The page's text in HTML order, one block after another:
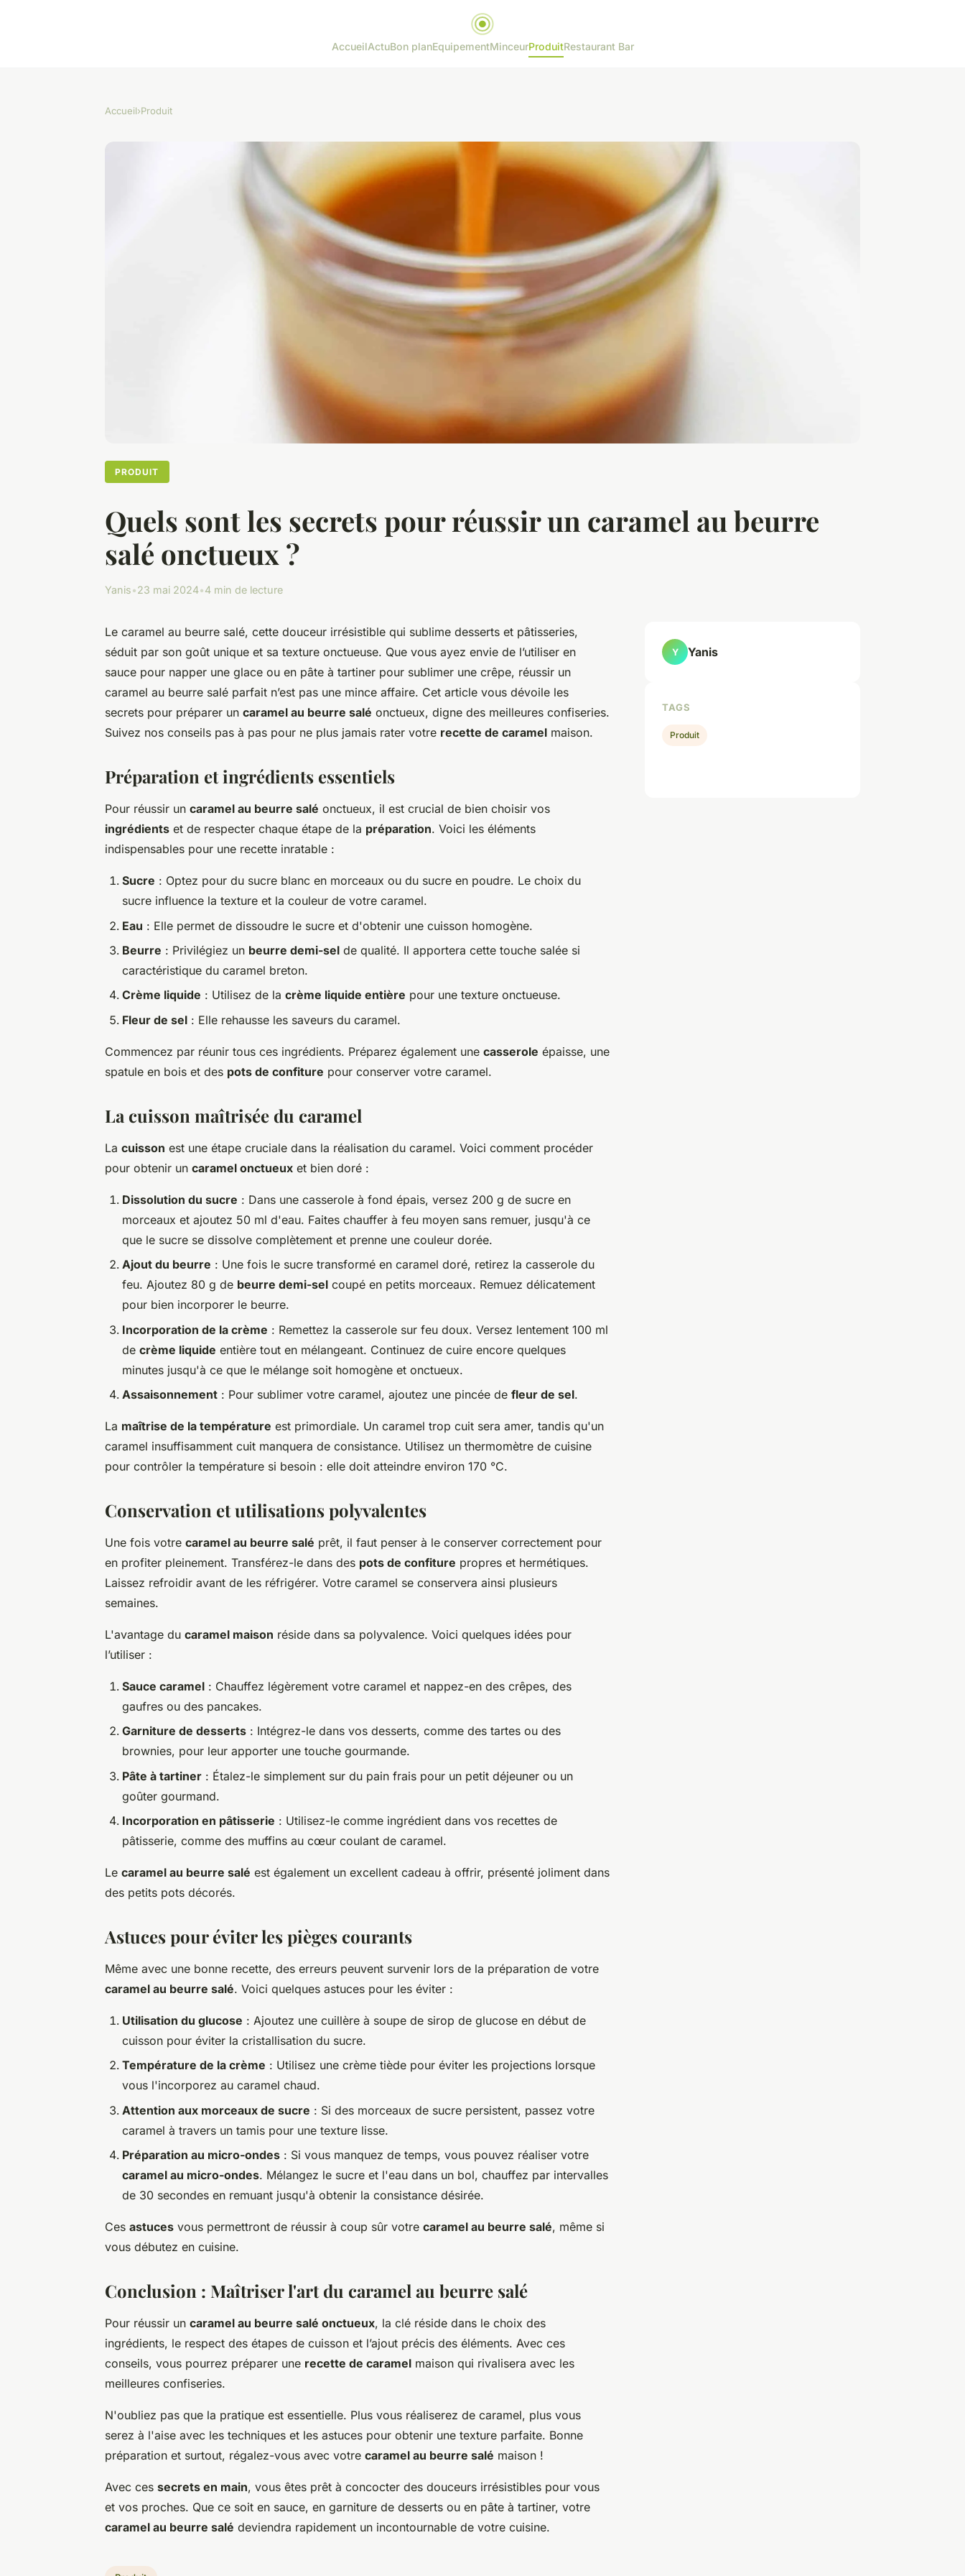
AccueilActuBon planEquipementMinceurProduitRestaurant Bar
Accueil›Produit
PRODUIT
Quels sont les secrets pour réussir un caramel au beurre
salé onctueux ?
Yanis•23 mai 2024•4 min de lecture
Le caramel au beurre salé, cette douceur irrésistible qui sublime desserts et pâtisseries,
séduit par son goût unique et sa texture onctueuse. Que vous ayez envie de l’utiliser en
sauce pour napper une glace ou en pâte à tartiner pour sublimer une crêpe, réussir un
caramel au beurre salé parfait n’est pas une mince affaire. Cet article vous dévoile les
secrets pour préparer un caramel au beurre salé onctueux, digne des meilleures confiseries.
Suivez nos conseils pas à pas pour ne plus jamais rater votre recette de caramel maison.
Préparation et ingrédients essentiels
Pour réussir un caramel au beurre salé onctueux, il est crucial de bien choisir vos
ingrédients et de respecter chaque étape de la préparation. Voici les éléments
indispensables pour une recette inratable :
Sucre : Optez pour du sucre blanc en morceaux ou du sucre en poudre. Le choix du
sucre influence la texture et la couleur de votre caramel.
Eau : Elle permet de dissoudre le sucre et d'obtenir une cuisson homogène.
Beurre : Privilégiez un beurre demi-sel de qualité. Il apportera cette touche salée si
caractéristique du caramel breton.
Crème liquide : Utilisez de la crème liquide entière pour une texture onctueuse.
Fleur de sel : Elle rehausse les saveurs du caramel.
Commencez par réunir tous ces ingrédients. Préparez également une casserole épaisse, une
spatule en bois et des pots de confiture pour conserver votre caramel.
La cuisson maîtrisée du caramel
La cuisson est une étape cruciale dans la réalisation du caramel. Voici comment procéder
pour obtenir un caramel onctueux et bien doré :
Dissolution du sucre : Dans une casserole à fond épais, versez 200 g de sucre en
morceaux et ajoutez 50 ml d'eau. Faites chauffer à feu moyen sans remuer, jusqu'à ce
que le sucre se dissolve complètement et prenne une couleur dorée.
Ajout du beurre : Une fois le sucre transformé en caramel doré, retirez la casserole du
feu. Ajoutez 80 g de beurre demi-sel coupé en petits morceaux. Remuez délicatement
pour bien incorporer le beurre.
Incorporation de la crème : Remettez la casserole sur feu doux. Versez lentement 100 ml
de crème liquide entière tout en mélangeant. Continuez de cuire encore quelques
minutes jusqu'à ce que le mélange soit homogène et onctueux.
Assaisonnement : Pour sublimer votre caramel, ajoutez une pincée de fleur de sel.
La maîtrise de la température est primordiale. Un caramel trop cuit sera amer, tandis qu'un
caramel insuffisamment cuit manquera de consistance. Utilisez un thermomètre de cuisine
pour contrôler la température si besoin : elle doit atteindre environ 170 °C.
Conservation et utilisations polyvalentes
Une fois votre caramel au beurre salé prêt, il faut penser à le conserver correctement pour
en profiter pleinement. Transférez-le dans des pots de confiture propres et hermétiques.
Laissez refroidir avant de les réfrigérer. Votre caramel se conservera ainsi plusieurs
semaines.
L'avantage du caramel maison réside dans sa polyvalence. Voici quelques idées pour
l’utiliser :
Sauce caramel : Chauffez légèrement votre caramel et nappez-en des crêpes, des
gaufres ou des pancakes.
Garniture de desserts : Intégrez-le dans vos desserts, comme des tartes ou des
brownies, pour leur apporter une touche gourmande.
Pâte à tartiner : Étalez-le simplement sur du pain frais pour un petit déjeuner ou un
goûter gourmand.
Incorporation en pâtisserie : Utilisez-le comme ingrédient dans vos recettes de
pâtisserie, comme des muffins au cœur coulant de caramel.
Le caramel au beurre salé est également un excellent cadeau à offrir, présenté joliment dans
des petits pots décorés.
Astuces pour éviter les pièges courants
Même avec une bonne recette, des erreurs peuvent survenir lors de la préparation de votre
caramel au beurre salé. Voici quelques astuces pour les éviter :
Utilisation du glucose : Ajoutez une cuillère à soupe de sirop de glucose en début de
cuisson pour éviter la cristallisation du sucre.
Température de la crème : Utilisez une crème tiède pour éviter les projections lorsque
vous l'incorporez au caramel chaud.
Attention aux morceaux de sucre : Si des morceaux de sucre persistent, passez votre
caramel à travers un tamis pour une texture lisse.
Préparation au micro-ondes : Si vous manquez de temps, vous pouvez réaliser votre
caramel au micro-ondes. Mélangez le sucre et l'eau dans un bol, chauffez par intervalles
de 30 secondes en remuant jusqu'à obtenir la consistance désirée.
Ces astuces vous permettront de réussir à coup sûr votre caramel au beurre salé, même si
vous débutez en cuisine.
Conclusion : Maîtriser l'art du caramel au beurre salé
Pour réussir un caramel au beurre salé onctueux, la clé réside dans le choix des
ingrédients, le respect des étapes de cuisson et l’ajout précis des éléments. Avec ces
conseils, vous pourrez préparer une recette de caramel maison qui rivalisera avec les
meilleures confiseries.
N'oubliez pas que la pratique est essentielle. Plus vous réaliserez de caramel, plus vous
serez à l'aise avec les techniques et les astuces pour obtenir une texture parfaite. Bonne
préparation et surtout, régalez-vous avec votre caramel au beurre salé maison !
Avec ces secrets en main, vous êtes prêt à concocter des douceurs irrésistibles pour vous
et vos proches. Que ce soit en sauce, en garniture de desserts ou en pâte à tartiner, votre
caramel au beurre salé deviendra rapidement un incontournable de votre cuisine.
Y Yanis
TAGS
Produit